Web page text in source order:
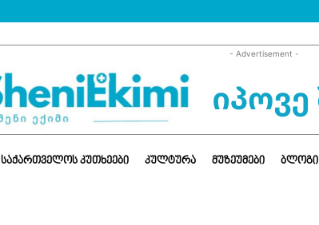
- Advertisement -
ᲡᲐᲥᲐᲠᲗᲕᲔᲚᲝᲡ ᲙᲣᲗᲮᲔᲔᲑᲘ ᲙᲣᲚᲢᲣᲠᲐ ᲛᲣᲖᲔᲣᲛᲔᲑᲘ ᲑᲚᲝᲒᲘ